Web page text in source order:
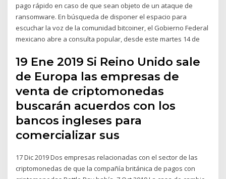
pago rápido en caso de que sean objeto de un ataque de
ransomware. En búsqueda de disponer el espacio para
escuchar la voz de la comunidad bitcoiner, el Gobierno Federal
mexicano abre a consulta popular, desde este martes 14 de
19 Ene 2019 Si Reino Unido sale
de Europa las empresas de
venta de criptomonedas
buscarán acuerdos con los
bancos ingleses para
comercializar sus
17 Dic 2019 Dos empresas relacionadas con el sector de las
criptomonedas de que la compañía británica de pagos con